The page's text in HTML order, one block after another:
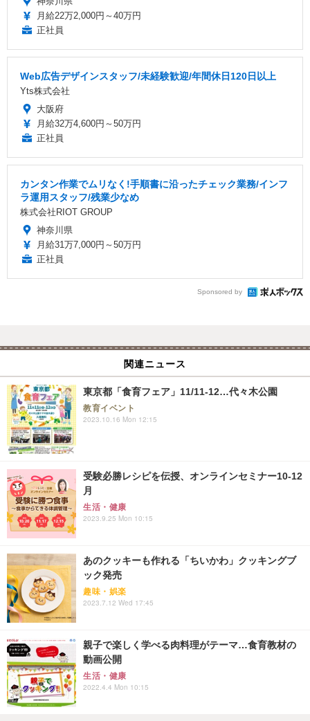
月給22万2,000円～40万円
正社員
Web広告デザインスタッフ/未経験歓迎/年間休日120日以上
Yts株式会社
大阪府
月給32万4,600円～50万円
正社員
カンタン作業でムリなく!手順書に沿ったチェック業務/インフ
ラ運用スタッフ/残業少なめ
株式会社RIOT GROUP
神奈川県
月給31万7,000円～50万円
正社員
Sponsored by
関連ニュース
東京都「食育フェア」11/11-12…代々木公園
教育イベント
2023.10.16 Mon 12:15
受験必勝レシピを伝授、オンラインセミナー10-12
月
生活・健康
2023.9.25 Mon 10:15
あのクッキーも作れる「ちいかわ」クッキングブ
ック発売
趣味・娯楽
2023.7.12 Wed 17:45
親子で楽しく学べる肉料理がテーマ…食育教材の
動画公開
生活・健康
2022.4.4 Mon 10:15